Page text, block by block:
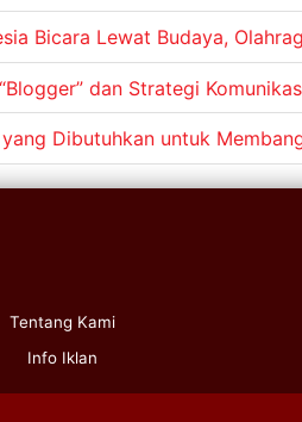
Bicara Lewat Budaya,
dan Strategi
Dibutuhkan untuk
Tentang Kami
Info Iklan